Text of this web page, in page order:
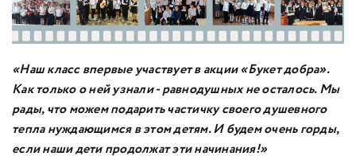
«Наш класс впервые участвует в акции «Букет добра».
Как только о ней узнали - равнодушных не осталось. Мы
рады, что можем подарить частичку своего душевного
тепла нуждающимся в этом детям. И будем очень горды,
если наши дети продолжат эти начинания!»